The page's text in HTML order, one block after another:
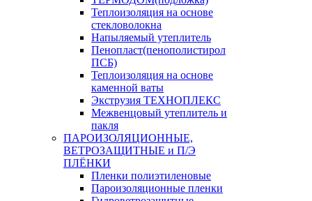
Теплоизоляция на основе
стекловолокна
Напыляемый утеплитель
Пенопласт(пенополистирол
ПСБ)
Теплоизоляция на основе
каменной ваты
Экструзия ТЕХНОПЛЕКС
Межвенцовый утеплитель и
пакля
ПАРОИЗОЛЯЦИОННЫЕ,
ВЕТРОЗАЩИТНЫЕ и П/Э
ПЛЁНКИ
Пленки полиэтиленовые
Пароизоляционные пленки